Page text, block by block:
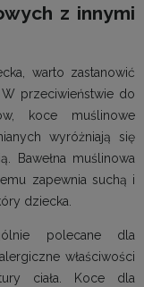
z innymi
warto zastanowić
przeciwieństwie do
koce muślinowe
wyróżniają się
Bawełna muślinowa
zapewnia suchą i
dziecka.
polecane dla
właściwości
ciała. Koce dla